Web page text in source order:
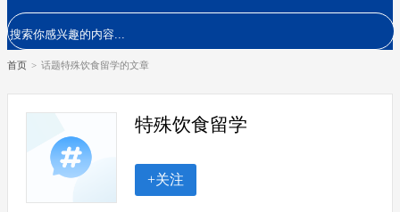
首页 > 话题特殊饮食留学的文章
特殊饮食留学
+关注